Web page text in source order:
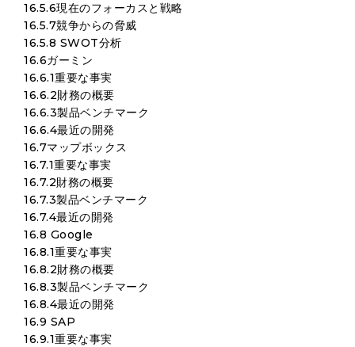
16.5.6現在のフォーカスと戦略
16.5.7競争からの脅威
16.5.8 SWOT分析
16.6ガーミン
16.6.1重要な事実
16.6.2財務の概要
16.6.3製品ベンチマーク
16.6.4最近の開発
16.7マップボックス
16.7.1重要な事実
16.7.2財務の概要
16.7.3製品ベンチマーク
16.7.4最近の開発
16.8 Google
16.8.1重要な事実
16.8.2財務の概要
16.8.3製品ベンチマーク
16.8.4最近の開発
16.9 SAP
16.9.1重要な事実